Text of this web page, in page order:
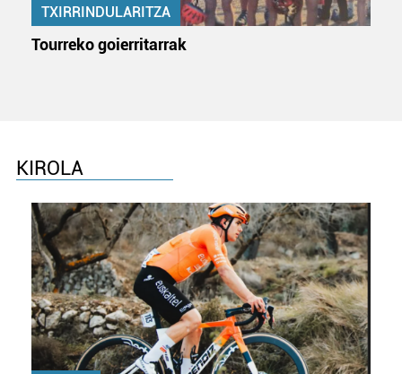
erabiltzen dituen hauta dezakezu.
buruzko informazio gehiago eta ezarri zure lehentasunak
datuen atalean. Edozein unetan alda edo ken dezakezu
zure baimena Cookieen adierazpenean.
Webgune honek cookie propioak eta hirugarrenen cookie-
fitxategiak erabiltzen ditu. Zure esperientzia eta
zerbitzuak hobetzeko asmoz, cookie teknologiaz
baliatzen gara. Ohar hau onartuz gero, teknologia hori
TXIRRINDULARITZA
Tourreko goierritarrak
KIROLA